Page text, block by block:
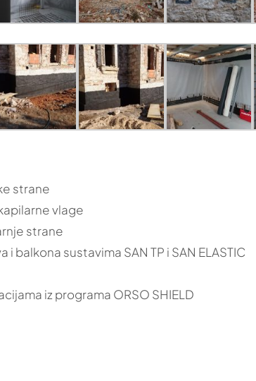
strane
vlage
strane
balkona sustavima SAN TP i SAN ELASTIC
iz programa ORSO SHIELD